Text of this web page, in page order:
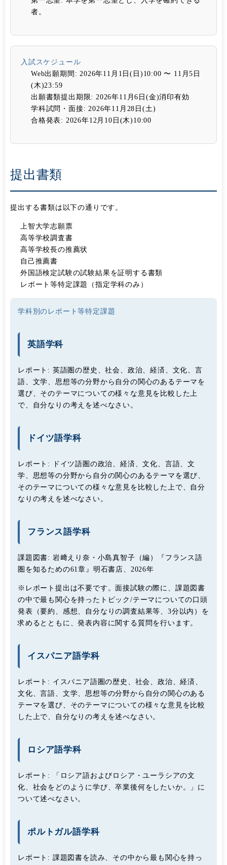
者。
入試スケジュール
Web出願期間: 2026年11月1日(日)10:00 〜 11月5日
(木)23:59
出願書類提出期限: 2026年11月6日(金)消印有効
学科試問・面接: 2026年11月28日(土)
合格発表: 2026年12月10日(木)10:00
提出書類
提出する書類は以下の通りです。
上智大学志願票
高等学校調査書
高等学校長の推薦状
自己推薦書
外国語検定試験の試験結果を証明する書類
レポート等特定課題（指定学科のみ）
学科別のレポート等特定課題
英語学科
レポート: 英語圏の歴史、社会、政治、経済、文化、言
語、文学、思想等の分野から自分の関心のあるテーマを
選び、そのテーマについての様々な意見を比較した上
で、自分なりの考えを述べなさい。
ドイツ語学科
レポート:
ドイツ語圏の政治、経済、文化、言語、文
学、思想等の分野から自分の関心のあるテーマを選び、
そのテーマについての様々な意見を比較した上で、自分
なりの考えを述べなさい。
フランス語学科
課題図書: 岩﨑えり奈・小島真智子（編）『フランス語
圏を知るための61章』明石書店、2026年
※レポート提出は不要です。面接試験の際に、課題図書
の中で最も関心を持ったトピック/テーマについての口頭
発表（要約、感想、自分なりの調査結果等、3分以内）を
求めるとともに、発表内容に関する質問を行います。
イスパニア語学科
レポート: イスパニア語圏の歴史、社会、政治、経済、
文化、言語、文学、思想等の分野から自分の関心のある
テーマを選び、そのテーマについての様々な意見を比較
した上で、自分なりの考えを述べなさい。
ロシア語学科
レポート:
「ロシア語およびロシア・ユーラシアの文
化、社会をどのように学び、卒業後何をしたいか。」に
ついて述べなさい。
ポルトガル語学科
レポート: 課題図書を読み、その中から最も関心を持っ